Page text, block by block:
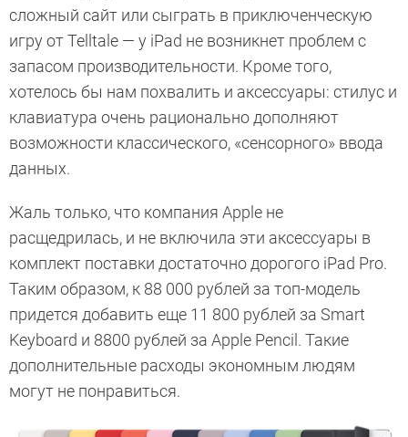
сложный сайт или сыграть в приключенческую
игру от Telltale — у iPad не возникнет проблем с
запасом производительности. Кроме того,
хотелось бы нам похвалить и аксессуары: стилус и
клавиатура очень рационально дополняют
возможности классического, «сенсорного» ввода
данных.
Жаль только, что компания Apple не
расщедрилась, и не включила эти аксессуары в
комплект поставки достаточно дорогого iPad Pro.
Таким образом, к 88 000 рублей за топ-модель
придется добавить еще 11 800 рублей за Smart
Keyboard и 8800 рублей за Apple Pencil. Такие
дополнительные расходы экономным людям
могут не понравиться.